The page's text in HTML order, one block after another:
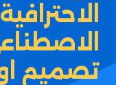
تصميم